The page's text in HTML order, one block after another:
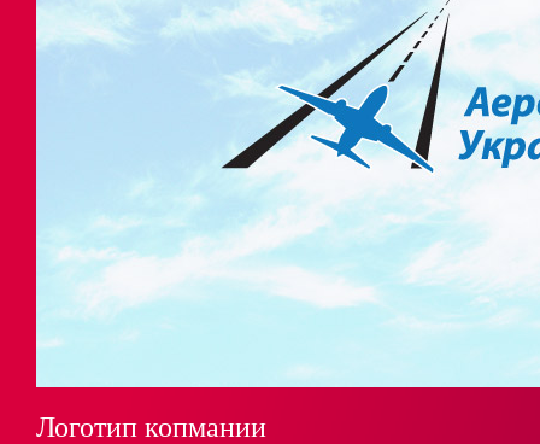
Логотип копмании